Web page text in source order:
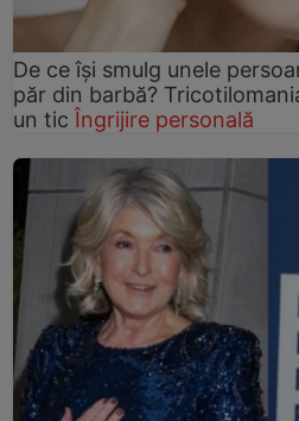
De ce își smulg unele
păr din barbă?
un tic Îngrijire personală